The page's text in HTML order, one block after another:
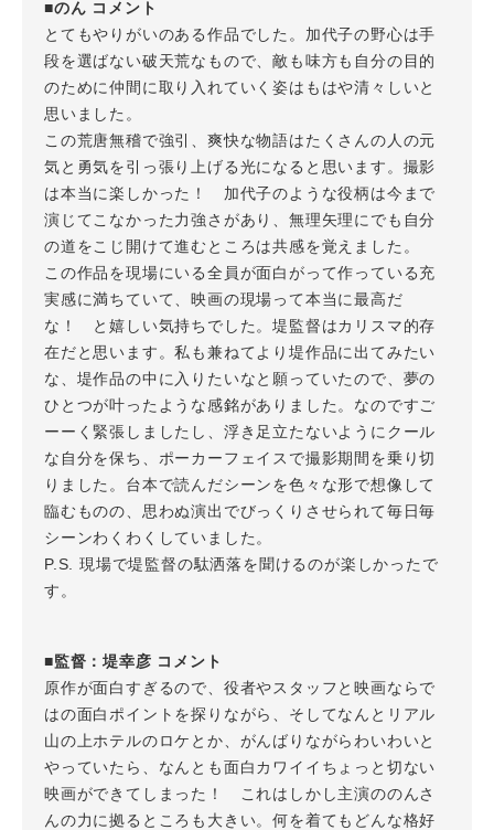
■のん コメント
とてもやりがいのある作品でした。加代子の野心は手
段を選ばない破天荒なもので、敵も味方も自分の目的
のために仲間に取り入れていく姿はもはや清々しいと
思いました。
この荒唐無稽で強引、爽快な物語はたくさんの人の元
気と勇気を引っ張り上げる光になると思います。撮影
は本当に楽しかった！ 加代子のような役柄は今まで
演じてこなかった力強さがあり、無理矢理にでも自分
の道をこじ開けて進むところは共感を覚えました。
この作品を現場にいる全員が面白がって作っている充
実感に満ちていて、映画の現場って本当に最高だ
な！ と嬉しい気持ちでした。堤監督はカリスマ的存
在だと思います。私も兼ねてより堤作品に出てみたい
な、堤作品の中に入りたいなと願っていたので、夢の
ひとつが叶ったような感銘がありました。なのですご
ーーく緊張しましたし、浮き足立たないようにクール
な自分を保ち、ポーカーフェイスで撮影期間を乗り切
りました。台本で読んだシーンを色々な形で想像して
臨むものの、思わぬ演出でびっくりさせられて毎日毎
シーンわくわくしていました。
P.S. 現場で堤監督の駄洒落を聞けるのが楽しかったで
す。
■監督：堤幸彦 コメント
原作が面白すぎるので、役者やスタッフと映画ならで
はの面白ポイントを探りながら、そしてなんとリアル
山の上ホテルのロケとか、がんばりながらわいわいと
やっていたら、なんとも面白カワイイちょっと切ない
映画ができてしまった！ これはしかし主演ののんさ
んの力に拠るところも大きい。何を着てもどんな格好